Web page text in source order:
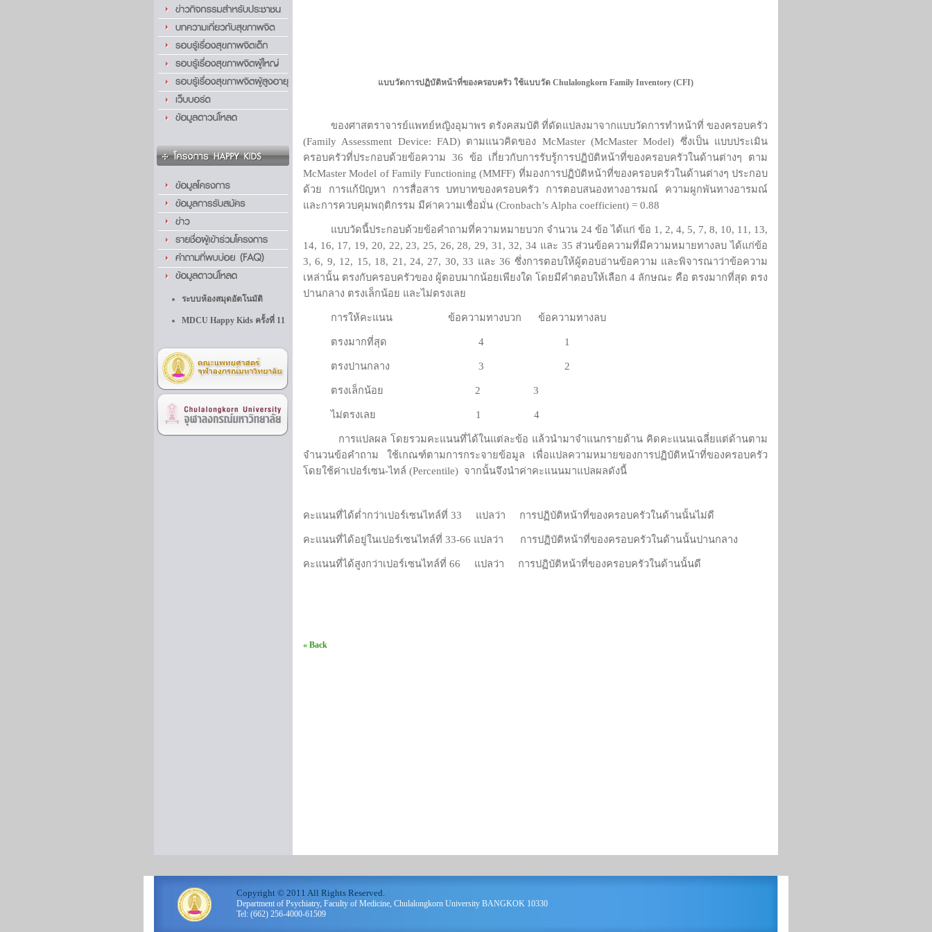
ระบบห้องสมุดอัตโนมัติ
MDCU Happy Kids ครั้งที่ 11
แบบวัดการปฏิบัติหน้าที่ของครอบครัว ใช้แบบวัด Chulalongkorn Family Inventory (CFI)
ของศาสตราจารย์แพทย์หญิงอุมาพร ตรังคสมบัติ ที่ดัดแปลงมาจากแบบวัดการทำหน้าที่ ของครอบครัว
(Family Assessment Device: FAD) ตามแนวคิดของ McMaster (McMaster Model) ซึ่งเป็น แบบประเมิน
ครอบครัวที่ประกอบด้วยข้อความ 36 ข้อ เกี่ยวกับการรับรู้การปฏิบัติหน้าที่ของครอบครัวในด้านต่างๆ ตาม
McMaster Model of Family Functioning (MMFF) ที่มองการปฏิบัติหน้าที่ของครอบครัวในด้านต่างๆ ประกอบ
ด้วย การแก้ปัญหา การสื่อสาร บทบาทของครอบครัว การตอบสนองทางอารมณ์ ความผูกพันทางอารมณ์
และการควบคุมพฤติกรรม มีค่าความเชื่อมั่น (Cronbach’s Alpha coefficient) = 0.88
แบบวัดนี้ประกอบด้วยข้อคำถามที่ความหมายบวก จำนวน 24 ข้อ ได้แก่ ข้อ 1, 2, 4, 5, 7, 8, 10, 11, 13,
14, 16, 17, 19, 20, 22, 23, 25, 26, 28, 29, 31, 32, 34 และ 35 ส่วนข้อความที่มีความหมายทางลบ ได้แก่ข้อ
3, 6, 9, 12, 15, 18, 21, 24, 27, 30, 33 และ36 ซึ่งการตอบให้ผู้ตอบอ่านข้อความ และพิจารณาว่าข้อความ
เหล่านั้น ตรงกับครอบครัวของ ผู้ตอบมากน้อยเพียงใด โดยมีคำตอบให้เลือก 4 ลักษณะ คือ ตรงมากที่สุด ตรง
ปานกลาง ตรงเล็กน้อย และไม่ตรงเลย
การให้คะแนน ข้อความทางบวก ข้อความทางลบ
ตรงมากที่สุด 4 1
ตรงปานกลาง 3 2
ตรงเล็กน้อย 2 3
ไม่ตรงเลย 1 4
การแปลผล โดยรวมคะแนนที่ได้ในแต่ละข้อ แล้วนำมาจำแนกรายด้าน คิดคะแนนเฉลี่ยแต่ด้านตาม
จำนวนข้อคำถาม ใช้เกณฑ์ตามการกระจายข้อมูล เพื่อแปลความหมายของการปฏิบัติหน้าที่ของครอบครัว
โดยใช้ค่าเปอร์เซน-ไทล์ (Percentile) จากนั้นจึงนำค่าคะแนนมาแปลผลดังนี้
คะแนนที่ได้ต่ำกว่าเปอร์เซนไทล์ที่ 33 แปลว่า การปฏิบัติหน้าที่ของครอบครัวในด้านนั้นไม่ดี
คะแนนที่ได้อยู่ในเปอร์เซนไทล์ที่ 33-66 แปลว่า การปฏิบัติหน้าที่ของครอบครัวในด้านนั้นปานกลาง
คะแนนที่ได้สูงกว่าเปอร์เซนไทล์ที่ 66 แปลว่า การปฏิบัติหน้าที่ของครอบครัวในด้านนั้นดี
« Back
Copyright © 2011 All Rights Reserved.
Department of Psychiatry, Faculty of Medicine, Chulalongkorn University BANGKOK 10330
Tel: (662) 256-4000-61509